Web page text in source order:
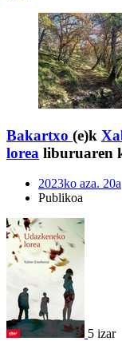
Bakartxo (e)k
lorea liburuaren
2023ko aza. 20a
Publikoa
5 izar